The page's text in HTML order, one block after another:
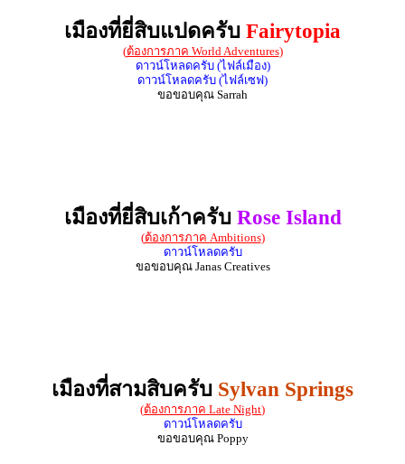
เมืองที่ยี่สิบแปดครับ Fairytopia
(ต้องการภาค World Adventures)
ดาวน์โหลดครับ (ไฟล์เมือง)
ดาวน์โหลดครับ (ไฟล์เซฟ)
ขอขอบคุณ Sarrah
เมืองที่ยี่สิบเก้าครับ Rose Island
(ต้องการภาค Ambitions)
ดาวน์โหลดครับ
ขอขอบคุณ Janas Creatives
เมืองที่สามสิบครับ Sylvan Springs
(ต้องการภาค Late Night)
ดาวน์โหลดครับ
ขอขอบคุณ Poppy